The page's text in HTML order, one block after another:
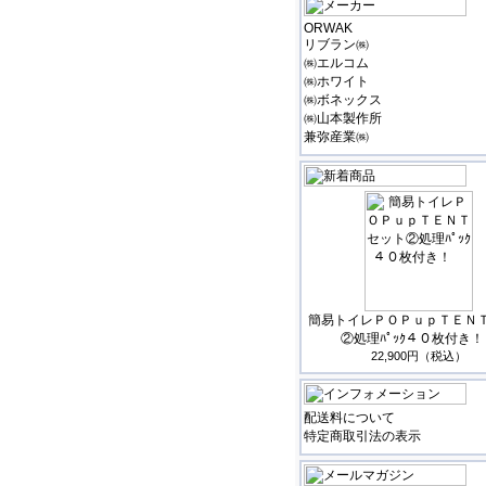
ORWAK
リブラン㈱
㈱エルコム
㈱ホワイト
㈱ボネックス
㈱山本製作所
兼弥産業㈱
簡易トイレＰＯＰｕｐＴＥＮ
②処理ﾊﾟｯｸ４０枚付き
22,900円（税込）
配送料について
特定商取引法の表示